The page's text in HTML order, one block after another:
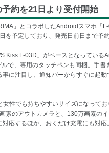
約を21日より受付開始
」とコラボしたAndroidスマホ「
予定しており、発売日前日まで予
Kiss F-03D」がベースとなっている
で、専用のタッチペンも同梱。手書
に注目し、通知バーからすぐに起
性でも持ちやすいサイズになって
素のアウトカメラと、130万画素のイ
応するほか、おくだけ充電にも対